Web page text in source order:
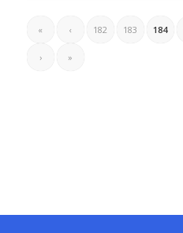
« ‹ 182 183 184
› »